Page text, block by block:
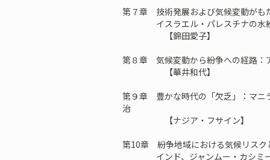
第７章 技術発展および気候変動がも
イスラエル・パレスチナの水
【錦田愛子】
第８章 気候変動から紛争への経路：
【華井和代】
第９章 豊かな時代の「欠乏」：マニ
治
【ナジア・フサイン】
第10章 紛争地域における気候リスク
インド、ジャンムー・カシミー